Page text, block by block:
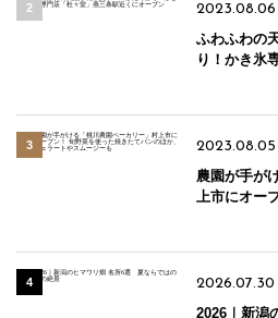
2023.08.06
ふわふわの
り！かき氷
2023.08.05
農園が手が
上市にオー
2026.07.30
2026｜新潟